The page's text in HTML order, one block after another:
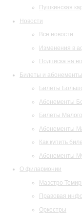
Пушкинская
Новости
Все новости
Изменения в
Подписка на
Билеты и абонементы
Билеты
Абонементы
Билеты
Абонементы
Как купить
Абонементы
О филармонии
Маэстро
Правовая
Оркестры